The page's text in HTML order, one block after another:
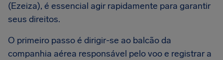
(Ezeiza), é essencial agir rapidamente para garantir
seus direitos.
O primeiro passo é dirigir-se ao balcão da
companhia aérea responsável pelo voo e registrar a